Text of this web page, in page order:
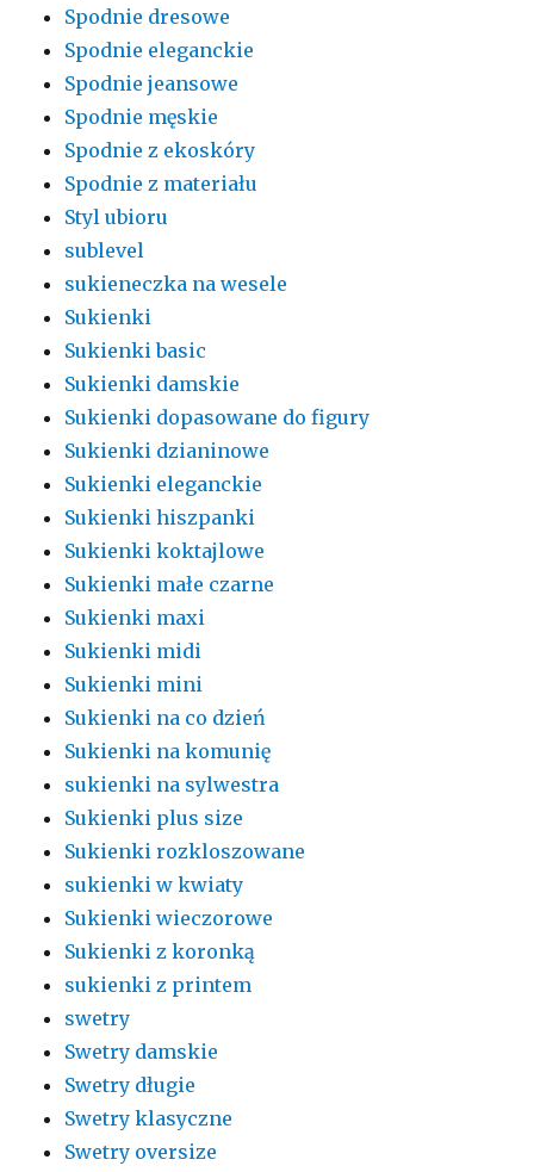
Spodnie dresowe
Spodnie eleganckie
Spodnie jeansowe
Spodnie męskie
Spodnie z ekoskóry
Spodnie z materiału
Styl ubioru
sublevel
sukieneczka na wesele
Sukienki
Sukienki basic
Sukienki damskie
Sukienki dopasowane do figury
Sukienki dzianinowe
Sukienki eleganckie
Sukienki hiszpanki
Sukienki koktajlowe
Sukienki małe czarne
Sukienki maxi
Sukienki midi
Sukienki mini
Sukienki na co dzień
Sukienki na komunię
sukienki na sylwestra
Sukienki plus size
Sukienki rozkloszowane
sukienki w kwiaty
Sukienki wieczorowe
Sukienki z koronką
sukienki z printem
swetry
Swetry damskie
Swetry długie
Swetry klasyczne
Swetry oversize